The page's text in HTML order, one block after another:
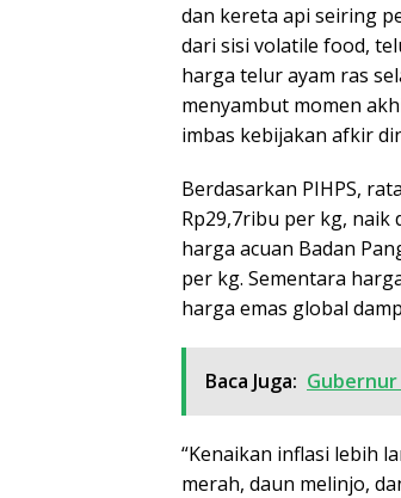
dan kereta api seiring
dari sisi volatile food,
harga telur ayam ras
menyambut momen
imbas kebijakan afkir
Berdasarkan PIHPS,
Rp29,7ribu per kg, naik
harga acuan Badan
per kg. Sementara
harga emas global
Baca Juga: Gubernur
“Kenaikan inflasi lebih
merah, daun melinjo,